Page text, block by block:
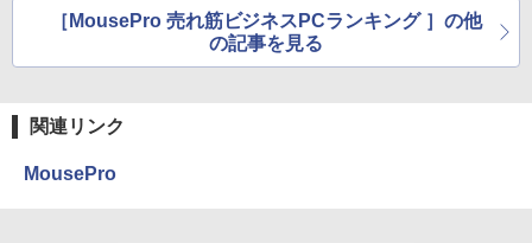
トPCが5位に
晶モデル
［MousePro 売れ筋ビジネスPCランキング ］の他
の記事を見る
関連リンク
MousePro